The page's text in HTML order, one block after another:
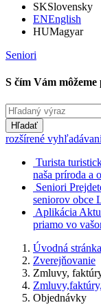
SKSlovensky
ENEnglish
HUMagyar
Seniori
S čím Vám môžeme
Hľadať
rozšírené
Turista
naša príroda a
Seniori
seniorov obce
Aplikácia
priamo vo
Úvodná stránka
Zverejňovanie
Zmluvy,
Objednávky